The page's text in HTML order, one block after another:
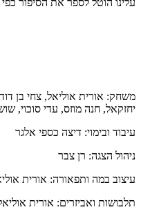
משחק: אורית אוליאל, צחי בן
יחזקאל, חנה מוזס, עדי סוכוי,
עיבוד ובימוי: דיצה כספי אלגר
ניהול הצגה: רן צבר
עיצוב במה ותפאורה: אורית
תלבושות ואביזרים: אורית